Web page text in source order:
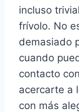
incluso
frívolo. No
demasiado
cuando
contacto
acercarte a
con más